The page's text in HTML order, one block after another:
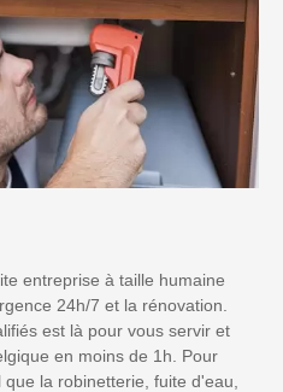
entreprise à taille humaine
24h/7 et la rénovation.
est là pour vous servir et
en moins de 1h. Pour
la robinetterie, fuite d'eau,